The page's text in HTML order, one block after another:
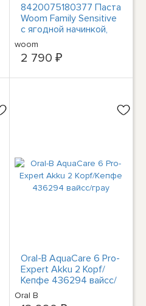
8420075180377 Паста
Woom Family Sensitive
с ягодной начинкой,
приготовленная в
зебуве и дзензеле.
woom
2 790 ₽
Oral-B AquaCare 6 Pro-
Expert Akku 2 Kopf/
Кепфе 436294 вайсс/
грау
Oral B